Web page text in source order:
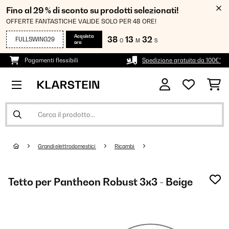
Fino al 29 % di sconto su prodotti selezionati!
OFFERTE FANTASTICHE VALIDE SOLO PER 48 ORE!
FULLSWING29
Acquista
ora
38 O 13 M 32 S
Pagamenti flessibili Spedizione gratuita da 100€*
Grandi elettrodomestici Ricambi
Tetto per Pantheon Robust 3x3 - Beige